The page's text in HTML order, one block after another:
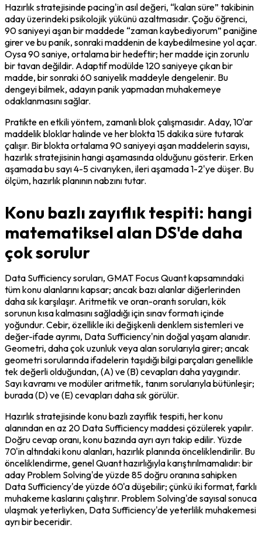
Hazırlık stratejisinde pacing'in asıl değeri, “kalan süre” takibinin
aday üzerindeki psikolojik yükünü azaltmasıdır. Çoğu öğrenci,
90 saniyeyi aşan bir maddede “zaman kaybediyorum” paniğine
girer ve bu panik, sonraki maddenin de kaybedilmesine yol açar.
Oysa 90 saniye, ortalama bir hedeftir; her madde için zorunlu
bir tavan değildir. Adaptif modülde 120 saniyeye çıkan bir
madde, bir sonraki 60 saniyelik maddeyle dengelenir. Bu
dengeyi bilmek, adayın panik yapmadan muhakemeye
odaklanmasını sağlar.
Pratikte en etkili yöntem, zamanlı blok çalışmasıdır. Aday, 10'ar
maddelik bloklar halinde ve her blokta 15 dakika süre tutarak
çalışır. Bir blokta ortalama 90 saniyeyi aşan maddelerin sayısı,
hazırlık stratejisinin hangi aşamasında olduğunu gösterir. Erken
aşamada bu sayı 4-5 civarıyken, ileri aşamada 1-2'ye düşer. Bu
ölçüm, hazırlık planının nabzını tutar.
Konu bazlı zayıflık tespiti: hangi
matematiksel alan DS'de daha
çok sorulur
Data Sufficiency soruları, GMAT Focus Quant kapsamındaki
tüm konu alanlarını kapsar; ancak bazı alanlar diğerlerinden
daha sık karşılaşır. Aritmetik ve oran-orantı soruları, kök
sorunun kısa kalmasını sağladığı için sınav formatı içinde
yoğundur. Cebir, özellikle iki değişkenli denklem sistemleri ve
değer-ifade ayrımı, Data Sufficiency'nin doğal yaşam alanıdır.
Geometri, daha çok uzunluk veya alan sorularıyla girer; ancak
geometri sorularında ifadelerin taşıdığı bilgi parçaları genellikle
tek değerli olduğundan, (A) ve (B) cevapları daha yaygındır.
Sayı kavramı ve modüler aritmetik, tanım sorularıyla bütünleşir;
burada (D) ve (E) cevapları daha sık görülür.
Hazırlık stratejisinde konu bazlı zayıflık tespiti, her konu
alanından en az 20 Data Sufficiency maddesi çözülerek yapılır.
Doğru cevap oranı, konu bazında ayrı ayrı takip edilir. Yüzde
70'in altındaki konu alanları, hazırlık planında önceliklendirilir. Bu
önceliklendirme, genel Quant hazırlığıyla karıştırılmamalıdır: bir
aday Problem Solving'de yüzde 85 doğru oranına sahipken
Data Sufficiency'de yüzde 60'a düşebilir; çünkü iki format, farklı
muhakeme kaslarını çalıştırır. Problem Solving'de sayısal sonuca
ulaşmak yeterliyken, Data Sufficiency'de yeterlilik muhakemesi
ayrı bir beceridir.